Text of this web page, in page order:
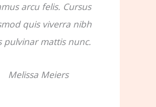
arcu felis. Cursus
quis viverra nibh
pulvinar mattis nunc.
Melissa Meiers